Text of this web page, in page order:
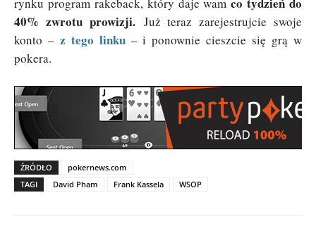
40% zwrotu prowizji.Już teraz zarejestrujcie swoje
konto – z tego linku– i ponownie cieszcie się grą w
pokera.
ŹRÓDŁO
pokernews.com
TAGI
David Pham Frank Kassela WSOP